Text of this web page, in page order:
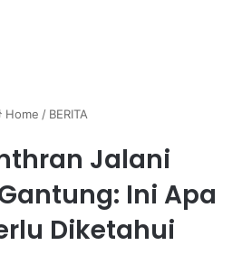
Home / BERITA
Jalani
Ini Apa
Diketahui